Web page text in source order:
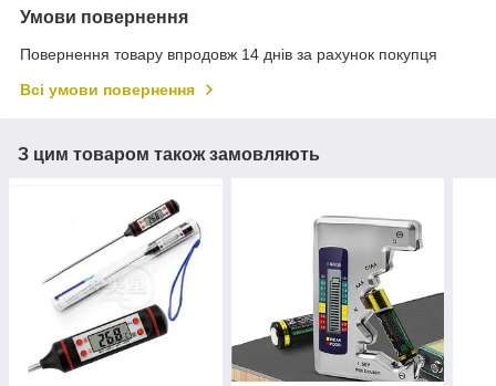
Умови повернення
Повернення товару впродовж 14 днів за рахунок покупця
Всі умови повернення
З цим товаром також замовляють